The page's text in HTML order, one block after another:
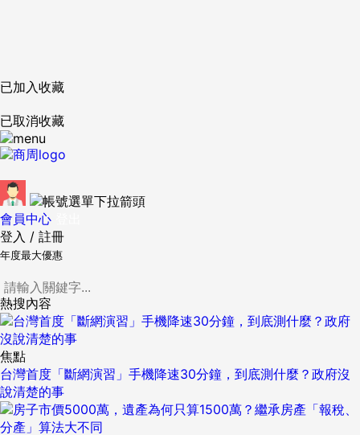
已加入收藏
已取消收藏
會員中心
登入 / 註冊
年度最大優惠
熱搜內容
焦點
台灣首度「斷網演習」手機降速30分鐘，到底測什麼？政府沒
說清楚的事